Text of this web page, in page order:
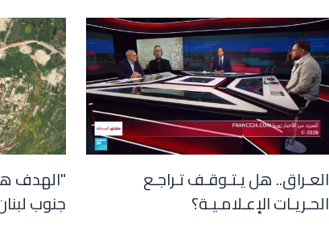
العـراق.. هل يـتـوقـف تـراجـع
الحـريـات الإعـلامـيـة؟
"الهدف
جنوب